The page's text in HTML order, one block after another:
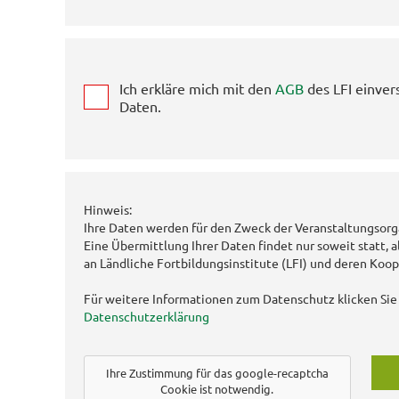
Ich erkläre mich mit den AGBdes LFI
Daten.
Hinweis:
Ihre Daten werden für den Zweck der
Eine Übermittlung Ihrer Daten findet nur soweit statt,
an Ländliche Fortbildungsinstitute (LFI) und deren
Für weitere Informationen zum Datenschutz klicken
Datenschutzerklärung
Ihre Zustimmung für das google-recaptcha
Cookie ist notwendig.